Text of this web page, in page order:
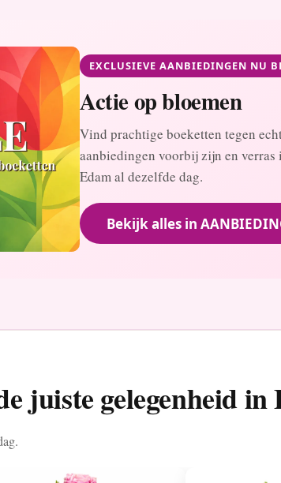
EXCLUSIEVE AANBIEDINGEN NU
Actie op bloemen
Vind prachtige boeketten tegen
aanbiedingen voorbij zijn en
Edam al dezelfde dag.
Bekijk alles in
juiste gelegenheid in